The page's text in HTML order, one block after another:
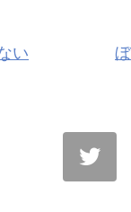
い